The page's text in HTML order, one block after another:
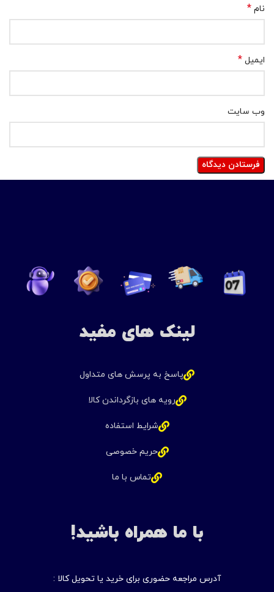
نام *
ایمیل *
وب‌ سایت
لینک های مفید
پاسخ به پرسش های متداول
رویه های بازگرداندن کالا
شرایط استفاده
حریم خصوصی
تماس با ما
با ما همراه باشید!
آدرس مراجعه حضوری برای خرید یا تحویل کالا :